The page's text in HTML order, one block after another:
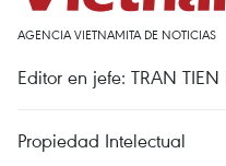
AGENCIA VIETNAMITA DE NOTICIAS
Editor en jefe: TRAN TIEN
Propiedad Intelectual